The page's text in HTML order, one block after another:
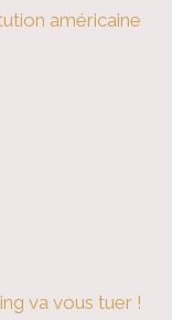
américaine
va vous tuer !